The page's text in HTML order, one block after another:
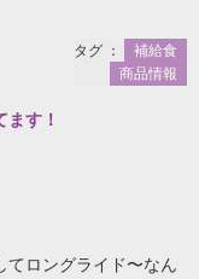
タグ ：
補給食
商品情報
す！
てロングライド〜なん